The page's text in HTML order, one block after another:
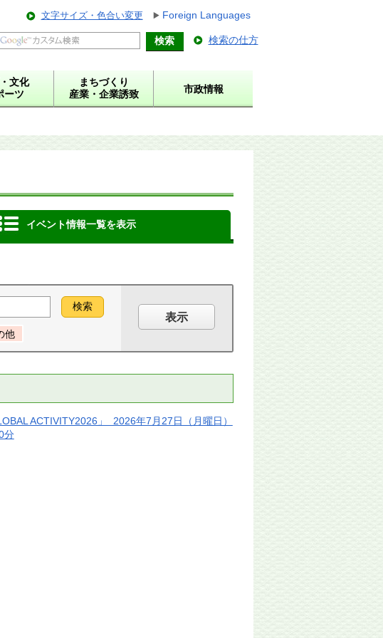
文字サイズ・色合い変更 Foreign Languages
検索の仕方
文化
ーツ
まちづくり
産業・企業誘致
市政情報
イベント情報一覧を表示
他
ACTIVITY2026」 2026年7月27日（月曜日）
分